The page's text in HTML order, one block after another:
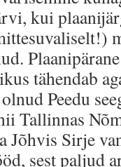
kui
tähendab
Peedu
Tallinnas
Sirje
sest